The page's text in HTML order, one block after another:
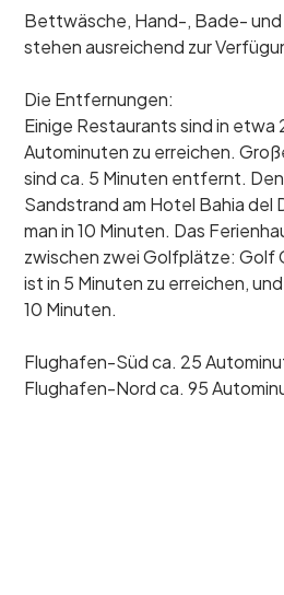
Bettwäsche, Hand-, Bade-
stehen ausreichend zur
Die Entfernungen:
Einige Restaurants sind in etwa
Autominuten zu erreichen.
sind ca. 5 Minuten entfernt.
Sandstrand am Hotel Bahia del
man in 10 Minuten. Das
zwischen zwei Golfplätze: Golf
ist in 5 Minuten zu erreichen,
10 Minuten.
Flughafen-Süd ca. 25
Flughafen-Nord ca. 95